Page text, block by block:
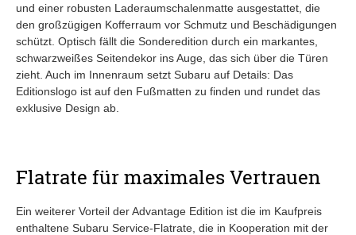
und einer robusten Laderaumschalenmatte ausgestattet, die
den großzügigen Kofferraum vor Schmutz und Beschädigungen
schützt. Optisch fällt die Sonderedition durch ein markantes,
schwarzweißes Seitendekor ins Auge, das sich über die Türen
zieht. Auch im Innenraum setzt Subaru auf Details: Das
Editionslogo ist auf den Fußmatten zu finden und rundet das
exklusive Design ab.
Flatrate für maximales Vertrauen
Ein weiterer Vorteil der Advantage Edition ist die im Kaufpreis
enthaltene Subaru Service-Flatrate, die in Kooperation mit der